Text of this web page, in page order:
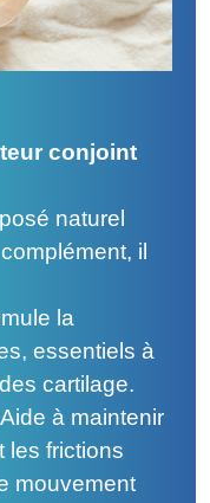
conjoint
naturel
il
la
essentiels à
cartilage.
Aide à maintenir
les frictions
mouvement